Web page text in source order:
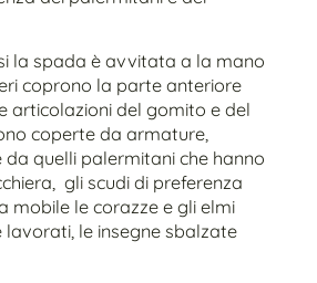
la spada è avvitata a la mano
coprono la parte anteriore
articolazioni del gomito e del
coperte da armature,
quelli palermitani che hanno
gli scudi di preferenza
mobile le corazze e gli elmi
le insegne sbalzate